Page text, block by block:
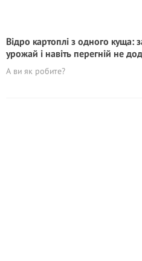
Відро картоплі з одного
урожай і навіть перегній не
А ви як робите?